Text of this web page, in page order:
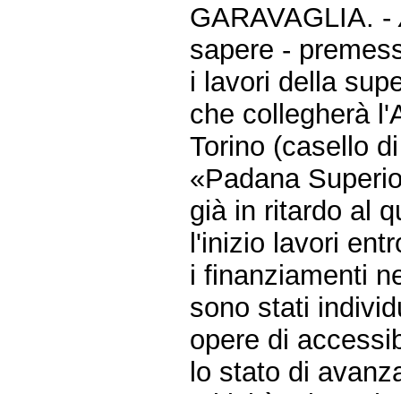
GARAVAGLIA. -
sapere -
i lavori della
che collegherà
Torino (casello
«Padana
già in ritardo al
l'inizio lavori
i finanziamenti
sono stati
opere di
lo stato di